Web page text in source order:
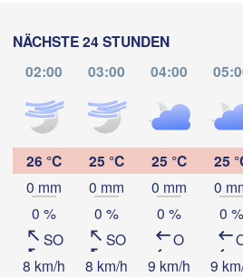
NÄCHSTE 24 STUNDEN
02:00
03:00 04:00
26 °C
0 mm
0 %
SO
8 km/h
25 °C
0 mm
0 %
SO
8 km/h
25 °C
0 mm
0 %
O
9 km/h
25
0
0 %
9
Temperatur
App
Tapachula